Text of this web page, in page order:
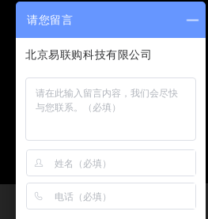
请您留言